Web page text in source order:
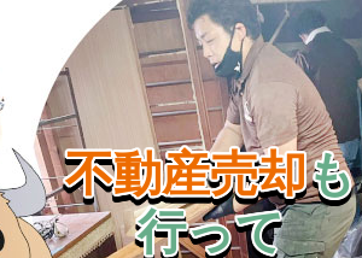
不動産売却も
行って